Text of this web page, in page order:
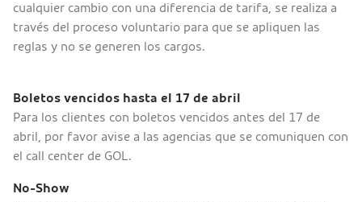
cualquier cambio con una diferencia de tarifa, se realiza a
través del proceso voluntario para que se apliquen las
reglas y no se generen los cargos.
Boletos vencidos hasta el 17 de abril
Para los clientes con boletos vencidos antes del 17 de
abril, por favor avise a las agencias que se comuniquen con
el call center de GOL.
No-Show